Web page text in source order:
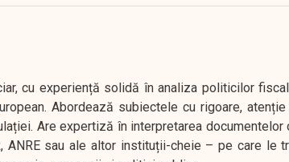
cu experiență solidă în analiza politicilor
Abordează subiectele cu rigoare,
Are expertiză în interpretarea
ANRE sau ale altor instituții-cheie – pe care le